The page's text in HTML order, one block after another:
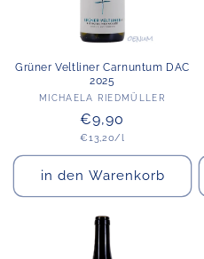
Grüner Veltliner Carnuntum DAC
2025
Anbieter:
MICHAELA RIEDMÜLLER
Normaler
Preis
€9,90
Grundpreis
€13,20/l
in den Warenkorb